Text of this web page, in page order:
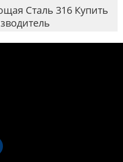
Сталь 316 Купить